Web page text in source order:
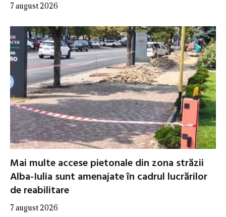
7 august 2026
Mai multe accese pietonale din zona străzii
Alba-Iulia sunt amenajate în cadrul lucrărilor
de reabilitare
7 august 2026